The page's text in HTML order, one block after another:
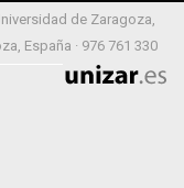
de Zaragoza,
España · 976 761 330